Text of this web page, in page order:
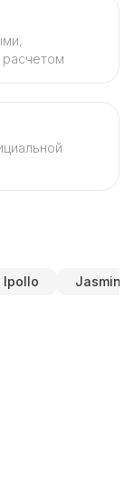
Ipollo Jasminer